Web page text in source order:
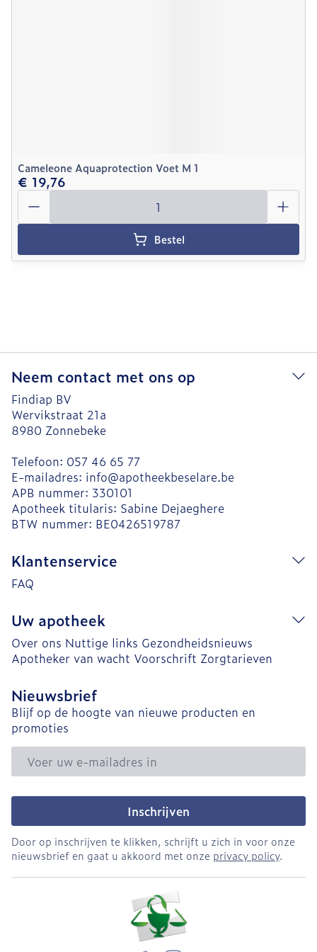
Cameleone Aquaprotection Voet M 1
€ 19,76
Aantal
Bestel
Neem contact met ons op
Findiap BV
Wervikstraat 21a
8980 Zonnebeke
Telefoon: 057 46 65 77
E-mailadres: info@apotheekbeselare.be
APB nummer: 330101
Apotheek titularis: Sabine Dejaeghere
BTW nummer: BE0426519787
Klantenservice
FAQ
Uw apotheek
Over ons Nuttige links Gezondheidsnieuws
Apotheker van wacht Voorschrift Zorgtarieven
Nieuwsbrief
Blijf op de hoogte van nieuwe producten en
promoties
E-mail adres
Inschrijven
Door op inschrijven te klikken, schrijft u zich in voor onze
nieuwsbrief en gaat u akkoord met onze privacy policy.